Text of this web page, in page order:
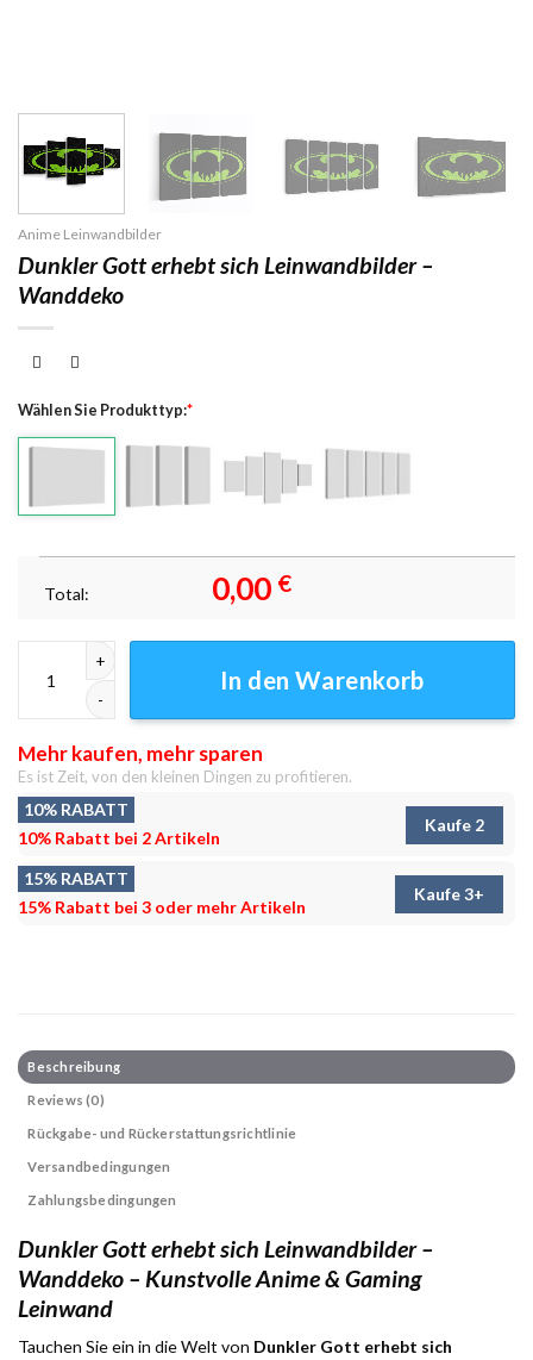
Anime Leinwandbilder
Dunkler Gott erhebt sich Leinwandbilder –
Wanddeko
Wählen Sie Produkttyp:*
Total: 0,00 €
In den Warenkorb
Mehr kaufen, mehr sparen
Es ist Zeit, von den kleinen Dingen zu profitieren.
10% RABATT
10% Rabatt bei 2 Artikeln
Kaufe 2
15% RABATT
15% Rabatt bei 3 oder mehr Artikeln
Kaufe 3+
Beschreibung
Reviews (0)
Rückgabe- und Rückerstattungsrichtlinie
Versandbedingungen
Zahlungsbedingungen
Dunkler Gott erhebt sich Leinwandbilder –
Wanddeko – Kunstvolle Anime & Gaming
Leinwand
Tauchen Sie ein in die Welt von Dunkler Gott erhebt sich